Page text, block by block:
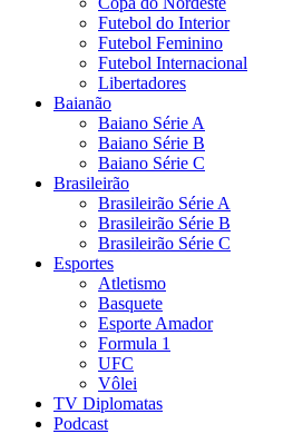
Futebol do Interior
Futebol Feminino
Futebol Internacional
Libertadores
Baianão
Baiano Série A
Baiano Série B
Baiano Série C
Brasileirão
Brasileirão Série A
Brasileirão Série B
Brasileirão Série C
Esportes
Atletismo
Basquete
Esporte Amador
Formula 1
UFC
Vôlei
TV Diplomatas
Podcast